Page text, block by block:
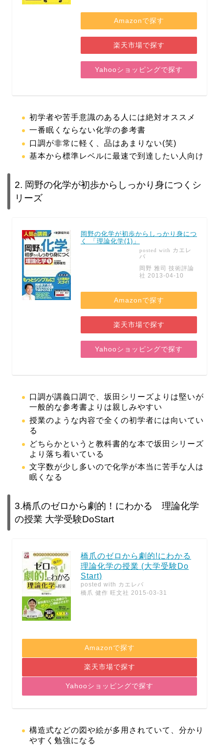
Amazonで探す
楽天市場で探す
Yahooショッピングで探す
初学者や苦手意識のある人には絶対オススメ
一番眠くならない化学の参考書
口調が非常に軽く、品はあまりない(笑)
基本から標準レベルに最速で到達したい人向け
2. 岡野の化学が初歩からしっかり身につくシ
リーズ
岡野の化学が初歩からしっかり身につ
く 「理論化学(1)」
posted with カエレ
バ
岡野 雅司 技術評論
社 2013-04-10
Amazonで探す
楽天市場で探す
Yahooショッピングで探す
口調が講義口調で、坂田シリーズよりは堅いが
一般的な参考書よりは親しみやすい
授業のような内容で全くの初学者には向いてい
る
どちらかというと教科書的な本で坂田シリーズ
より落ち着いている
文字数が少し多いので化学が本当に苦手な人は
眠くなる
3.橋爪のゼロから劇的！にわかる 理論化学
の授業 大学受験DoStart
橋爪のゼロから劇的!にわかる
理論化学の授業 (大学受験Do
Start)
posted with カエレバ
橋爪 健作 旺文社 2015-03-31
Amazonで探す
楽天市場で探す
Yahooショッピングで探す
構造式などの図や絵が多用されていて、分かり
やすく勉強になる